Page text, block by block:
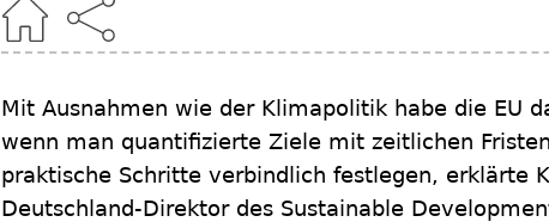
Mit Ausnahmen wie der Klimapolitik habe die EU
wenn man quantifizierte Ziele mit zeitlichen
praktische Schritte verbindlich festlegen, erklärte
Deutschland-Direktor des Sustainable